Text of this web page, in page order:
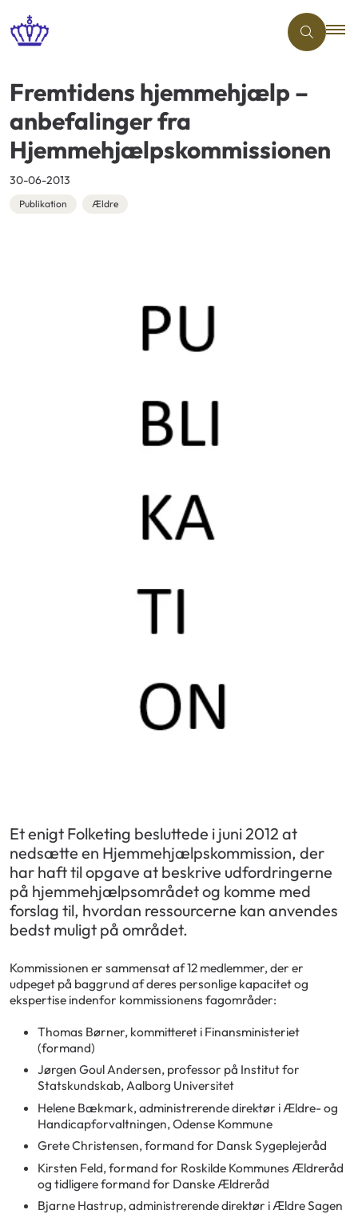
Fremtidens hjemmehjælp –
anbefalinger fra
Hjemmehjælpskommissionen
30-06-2013
Publikation Ældre
Et enigt Folketing besluttede i juni 2012 at
nedsætte en Hjemmehjælpskommission, der
har haft til opgave at beskrive udfordringerne
på hjemmehjælpsområdet og komme med
forslag til, hvordan ressourcerne kan anvendes
bedst muligt på området.
Kommissionen er sammensat af 12 medlemmer, der er
udpeget på baggrund af deres personlige kapacitet og
ekspertise indenfor kommissionens fagområder:
Thomas Børner, kommitteret i Finansministeriet
(formand)
Jørgen Goul Andersen, professor på Institut for
Statskundskab, Aalborg Universitet
Helene Bækmark, administrerende direktør i Ældre- og
Handicapforvaltningen, Odense Kommune
Grete Christensen, formand for Dansk Sygeplejeråd
Kirsten Feld, formand for Roskilde Kommunes Ældreråd
og tidligere formand for Danske Ældreråd
Bjarne Hastrup, administrerende direktør i Ældre Sagen